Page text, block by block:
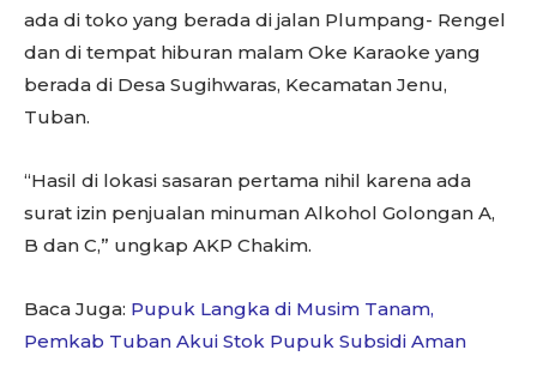
ada di toko yang berada di jalan Plumpang- Rengel
dan di tempat hiburan malam Oke Karaoke yang
berada di Desa Sugihwaras, Kecamatan Jenu,
Tuban.
“Hasil di lokasi sasaran pertama nihil karena ada
surat izin penjualan minuman Alkohol Golongan A,
B dan C,” ungkap AKP Chakim.
Baca Juga: Pupuk Langka di Musim Tanam,
Pemkab Tuban Akui Stok Pupuk Subsidi Aman